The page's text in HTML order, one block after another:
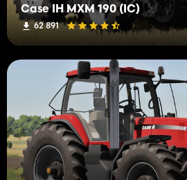
Case IH MXM 190 (IC)
62 891